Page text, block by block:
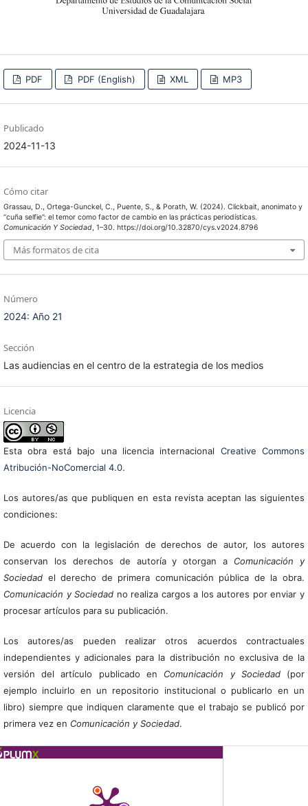
PDF PDF (English) XML MP3
Publicado
2024-11-13
Cómo citar
Grassau, D., Ortega-Gunckel, C., Puente, S., & Porath, W. (2024). Clickbait, anonimato y
“cuña selfie”: el temor como factor de cambio en las prácticas periodísticas.
Comunicación Y Sociedad, 1–30. https://doi.org/10.32870/cys.v2024.8796
Más formatos de cita
Número
2024: Año 21
Sección
Las audiencias en el centro de la estrategia de los medios
Licencia
Esta obra está bajo una licencia internacional Creative Commons
Atribución-NoComercial 4.0.
Los autores/as que publiquen en esta revista aceptan las siguientes
condiciones:
De acuerdo con la legislación de derechos de autor, los autores
conservan los derechos de autoría y otorgan a Comunicación y
Sociedadel derecho de primera comunicación pública de la obra.
Comunicación y Sociedad no realiza cargos a los autores por enviar y
procesar artículos para su publicación.
Los autores/as pueden realizar otros acuerdos contractuales
independientes y adicionales para la distribución no exclusiva de la
versión del artículo publicado en Comunicación y Sociedad(por
ejemplo incluirlo en un repositorio institucional o publicarlo en un
libro) siempre que indiquen claramente que el trabajo se publicó por
primera vez en Comunicación y Sociedad.